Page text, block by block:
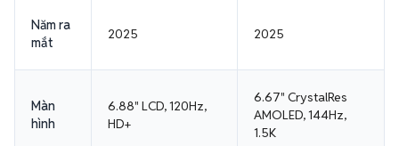
Năm ra
mắt
2025 2025
Màn
hình
6.88" LCD, 120Hz,
HD+
6.67" CrystalRes
AMOLED, 144Hz,
1.5K